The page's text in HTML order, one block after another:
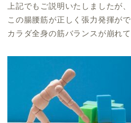
上記でもご説明いたしましたが、
この腸腰筋が正しく張力発揮がで
カラダ全身の筋バランスが崩れて